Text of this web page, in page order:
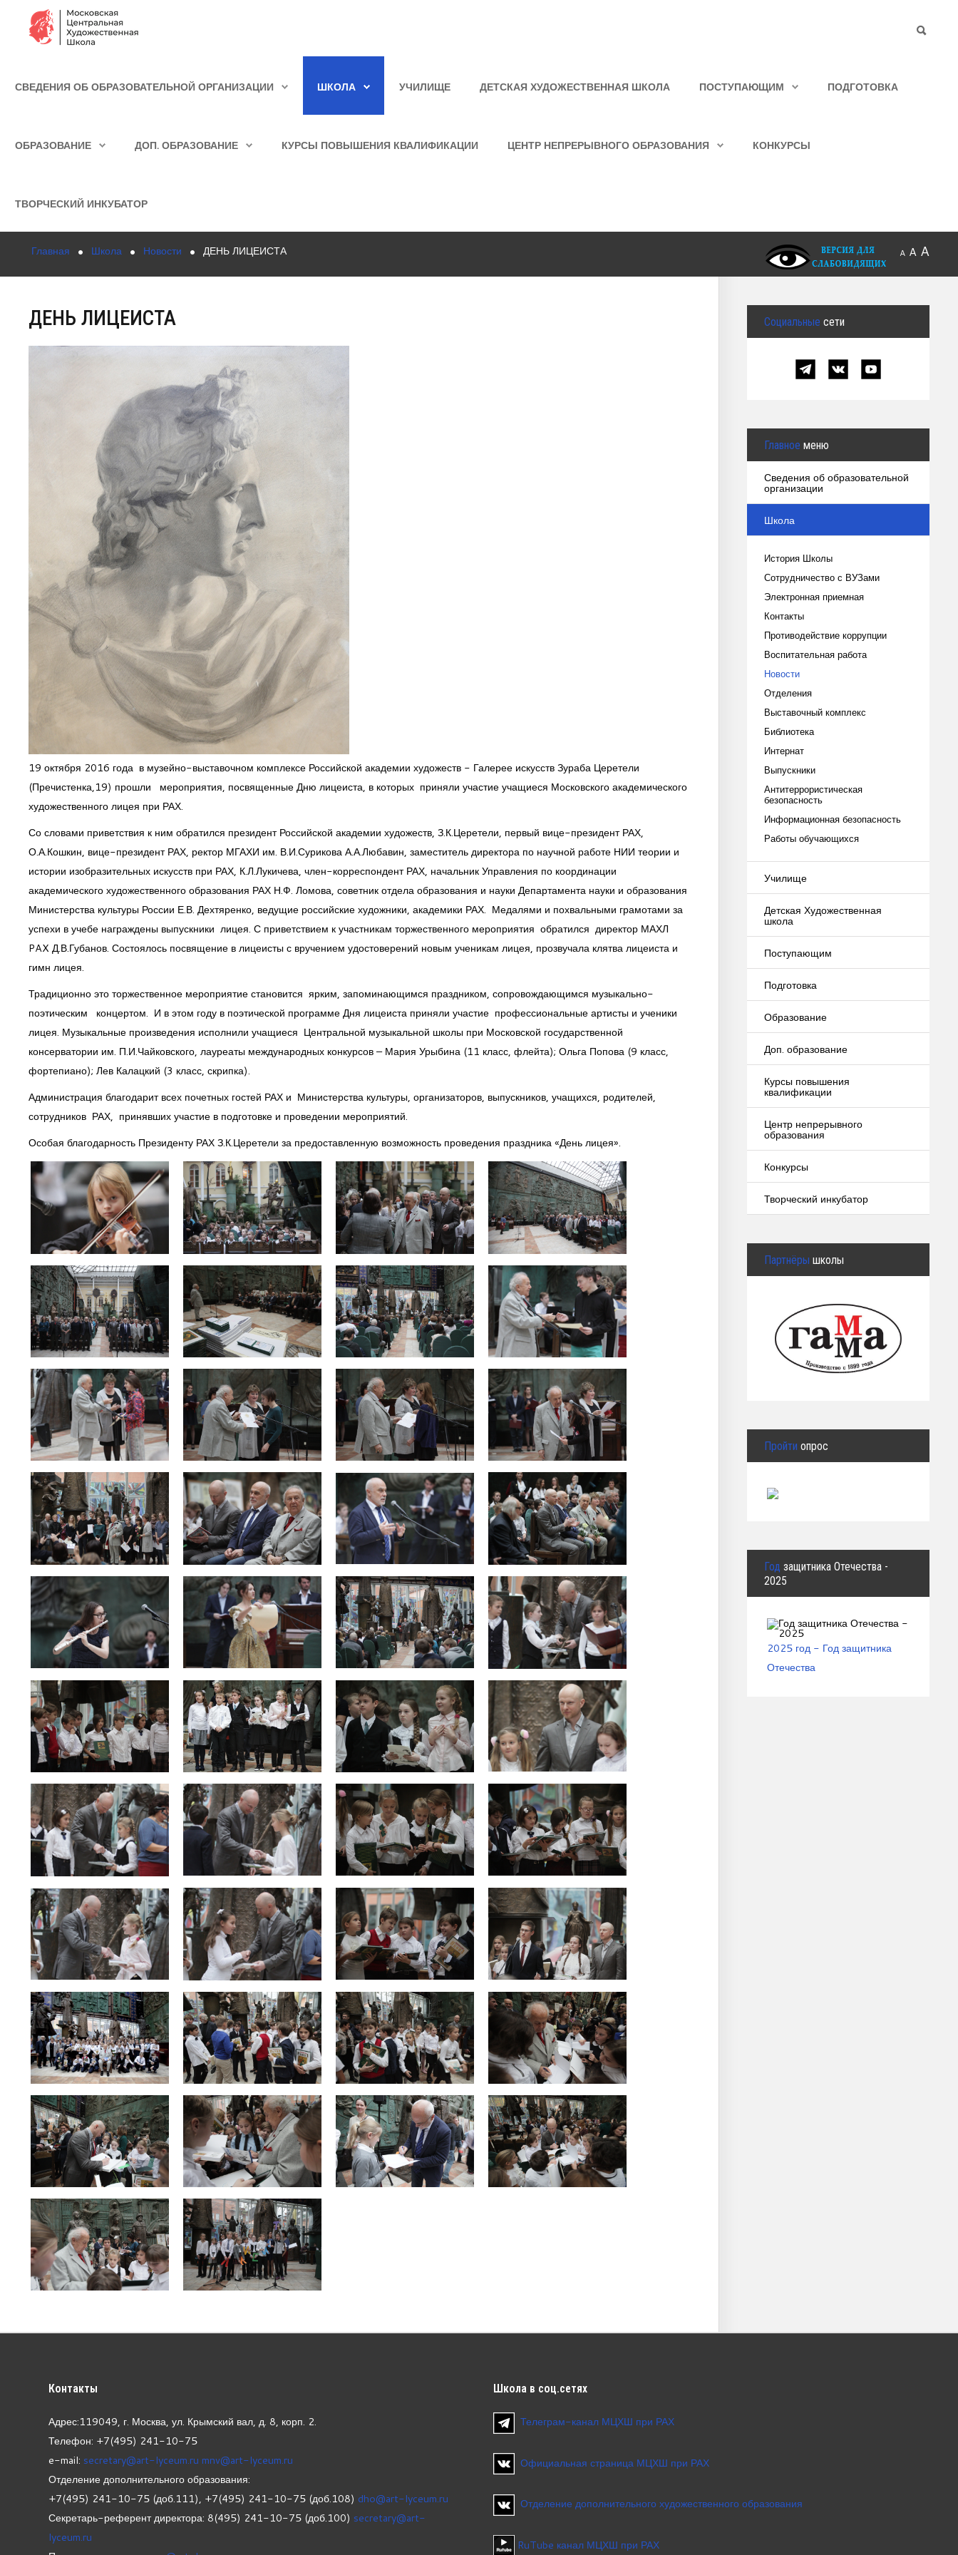
Образование
Курсы повышения квалификации
Центр непрерывного образования
СВЕДЕНИЯ ОБ ОБРАЗОВАТЕЛЬНОЙ ОРГАНИЗАЦИИ ШКОЛА УЧИЛИЩЕ ДЕТСКАЯ ХУДОЖЕСТВЕННАЯ ШКОЛА ПОСТУПАЮЩИМ ПОДГОТОВКА
ОБРАЗОВАНИЕ ДОП. ОБРАЗОВАНИЕ КУРСЫ ПОВЫШЕНИЯ КВАЛИФИКАЦИИ ЦЕНТР НЕПРЕРЫВНОГО ОБРАЗОВАНИЯ КОНКУРСЫ
ТВОРЧЕСКИЙ ИНКУБАТОР
Главная Школа Новости ДЕНЬ ЛИЦЕИСТА A A A
ДЕНЬ ЛИЦЕИСТА
19 октября 2016 года в музейно-выставочном комплексе Российской академии художеств - Галерее искусств Зураба Церетели
(Пречистенка,19) прошли мероприятия, посвященные Дню лицеиста, в которых приняли участие учащиеся Московского академического
художественного лицея при РАХ.
Со словами приветствия к ним обратился президент Российской академии художеств, З.К.Церетели, первый вице-президент РАХ,
О.А.Кошкин, вице-президент РАХ, ректор МГАХИ им. В.И.Сурикова А.А.Любавин, заместитель директора по научной работе НИИ теории и
истории изобразительных искусств при РАХ, К.Л.Лукичева, член-корреспондент РАХ, начальник Управления по координации
академического художественного образования РАХ Н.Ф. Ломова, советник отдела образования и науки Департамента науки и образования
Министерства культуры России Е.В. Дехтяренко, ведущие российские художники, академики РАХ. Медалями и похвальными грамотами за
успехи в учебе награждены выпускники лицея. С приветствием к участникам торжественного мероприятия обратился директор МАХЛ
PAX Д.В.Губанов. Состоялось посвящение в лицеисты с вручением удостоверений новым ученикам лицея, прозвучала клятва лицеиста и
гимн лицея.
Традиционно это торжественное мероприятие становится ярким, запоминающимся праздником, сопровождающимся музыкально-
поэтическим концертом. И в этом году в поэтической программе Дня лицеиста приняли участие профессиональные артисты и ученики
лицея. Музыкальные произведения исполнили учащиеся Центральной музыкальной школы при Московской государственной
консерватории им. П.И.Чайковского, лауреаты международных конкурсов – Мария Урыбина (11 класс, флейта); Ольга Попова (9 класс,
фортепиано); Лев Калацкий (3 класс, скрипка).
Администрация благодарит всех почетных гостей РАХ и Министерства культуры, организаторов, выпускников, учащихся, родителей,
сотрудников РАХ, принявших участие в подготовке и проведении мероприятий.
Особая благодарность Президенту РАХ З.К.Церетели за предоставленную возможность проведения праздника «День лицея».
Социальные сети
Главное меню
Сведения об образовательной
организации
Школа
История Школы
Сотрудничество с ВУЗами
Электронная приемная
Контакты
Противодействие коррупции
Воспитательная работа
Новости
Отделения
Выставочный комплекс
Библиотека
Интернат
Выпускники
Антитеррористическая
безопасность
Информационная безопасность
Работы обучающихся
Училище
Детская Художественная
школа
Поступающим
Подготовка
Образование
Доп. образование
Курсы повышения
квалификации
Центр непрерывного
образования
Конкурсы
Творческий инкубатор
Партнёры школы
Пройти опрос
Год защитника Отечества -
2025
2025 год - Год защитника
Отечества
Контакты
Адрес:119049, г. Москва, ул. Крымский вал, д. 8, корп. 2.
Телефон: +7(495) 241-10-75
e-mail: secretary@art-lyceum.ru mnv@art-lyceum.ru
Отделение дополнительного образования:
+7(495) 241-10-75 (доб.111), +7(495) 241-10-75 (доб.108) dho@art-lyceum.ru
Секретарь-референт директора: 8(495) 241-10-75 (доб.100) secretary@art-
lyceum.ru
Школа в соц.сетях
Телеграм-канал МЦХШ при РАХ
Официальная страница МЦХШ при РАХ
Отделение дополнительного художественного образования
RuTube канал МЦХШ при РАХ